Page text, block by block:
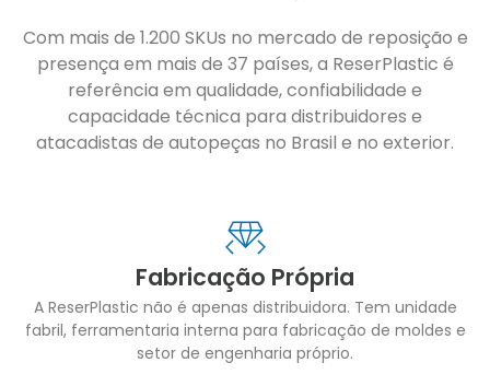
Com mais de 1.200 SKUs no mercado de reposição e
presença em mais de 37 países, a ReserPlastic é
referência em qualidade, confiabilidade e
capacidade técnica para distribuidores e
atacadistas de autopeças no Brasil e no exterior.
Fabricação Própria
A ReserPlastic não é apenas distribuidora. Tem unidade
fabril, ferramentaria interna para fabricação de moldes e
setor de engenharia próprio.